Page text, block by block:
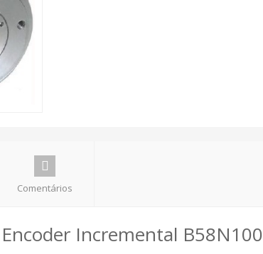
Comentários
Encoder Incremental